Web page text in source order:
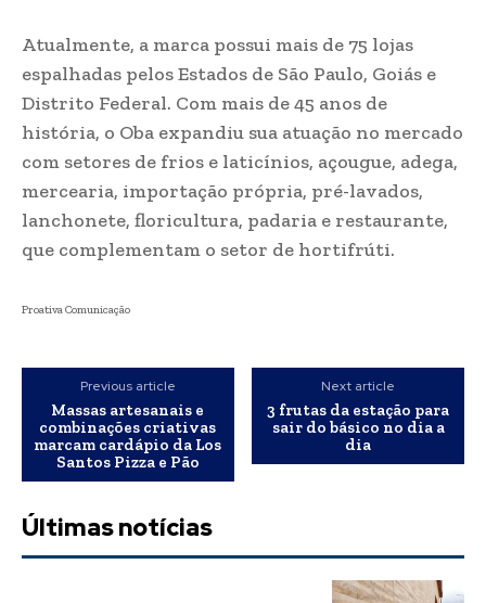
Atualmente, a marca possui mais de 75 lojas
espalhadas pelos Estados de São Paulo, Goiás e
Distrito Federal. Com mais de 45 anos de
história, o Oba expandiu sua atuação no mercado
com setores de frios e laticínios, açougue, adega,
mercearia, importação própria, pré-lavados,
lanchonete, floricultura, padaria e restaurante,
que complementam o setor de hortifrúti.
Proativa Comunicação
Previous article
Massas artesanais e
combinações criativas
marcam cardápio da Los
Santos Pizza e Pão
Next article
3 frutas da estação para
sair do básico no dia a
dia
Últimas notícias